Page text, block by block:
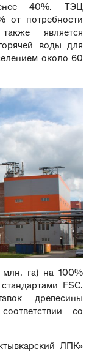
40%. ТЭЦ
от потребности
является
воды для
около 60
млн. га) на 100%
FSC.
древесины
со
ЛПК»